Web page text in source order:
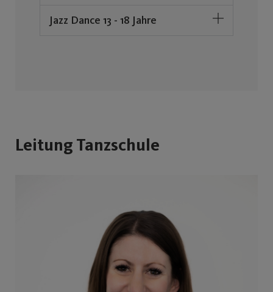
Jazz Dance 13 - 18 Jahre
Leitung Tanzschule